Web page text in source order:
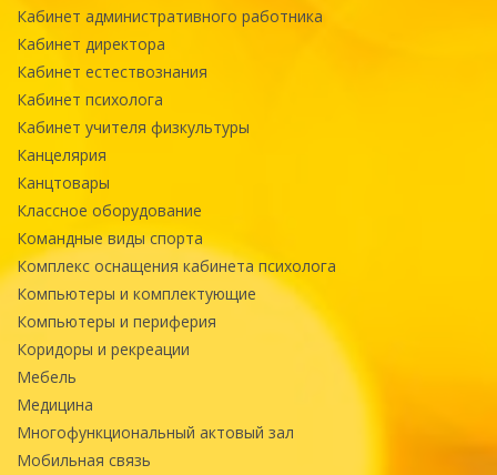
Кабинет административного работника
Кабинет директора
Кабинет естествознания
Кабинет психолога
Кабинет учителя физкультуры
Канцелярия
Канцтовары
Классное оборудование
Командные виды спорта
Комплекс оснащения кабинета психолога
Компьютеры и комплектующие
Компьютеры и периферия
Коридоры и рекреации
Мебель
Медицина
Многофункциональный актовый зал
Мобильная связь